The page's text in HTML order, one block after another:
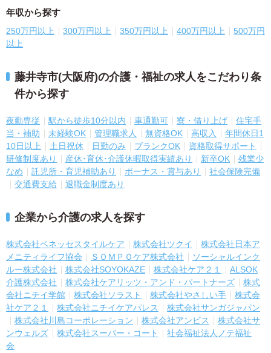
年収から探す
250万円以上 300万円以上 350万円以上 400万円以上
500万円
以上
藤井寺市(大阪府)の介護・福祉の求人をこだわり条
件から探す
夜勤専従 駅から徒歩10分以内 車通勤可 寮・借り上げ
住宅手
当・補助
未経験OK 管理職求人 無資格OK 高収入
年間休日1
10日以上
土日祝休 日勤のみ ブランクOK
資格取得サポート
研修制度あり
産休･育休･介護休暇取得実績あり 新卒OK
残業少
なめ
託児所・育児補助あり ボーナス・賞与あり
社会保険完備
交通費支給
退職金制度あり
企業から介護の求人を探す
株式会社ベネッセスタイルケア 株式会社ツクイ
株式会社日本ア
メニティライフ協会
ＳＯＭＰＯケア株式会社
ソーシャルインク
ルー株式会社
株式会社SOYOKAZE 株式会社ケア２１
ALSOK
介護株式会社
株式会社ケアリッツ・アンド・パートナーズ
株式
会社ニチイ学館
株式会社ソラスト 株式会社やさしい手
株式会
社ケア２１
株式会社ニチイケアパレス
株式会社サンガジャパン
株式会社川島コーポレーション
株式会社アンビス
株式会社サ
ンウェルズ
株式会社スーパー・コート
社会福祉法人ノテ福祉
会